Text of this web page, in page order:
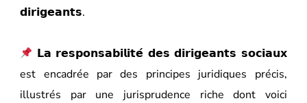
𝗱𝗶𝗿𝗶𝗴𝗲𝗮𝗻𝘁𝘀.
𝗟𝗮 𝗿𝗲𝘀𝗽𝗼𝗻𝘀𝗮𝗯𝗶𝗹𝗶𝘁𝗲́ 𝗱𝗲𝘀 𝗱𝗶𝗿𝗶𝗴𝗲𝗮𝗻𝘁𝘀 𝘀𝗼𝗰𝗶𝗮𝘂𝘅
est encadrée par des principes juridiques précis,
illustrés par une jurisprudence riche dont voici